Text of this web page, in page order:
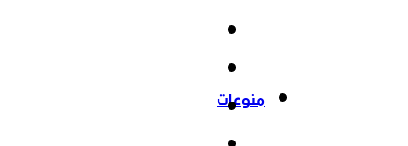
منوعات